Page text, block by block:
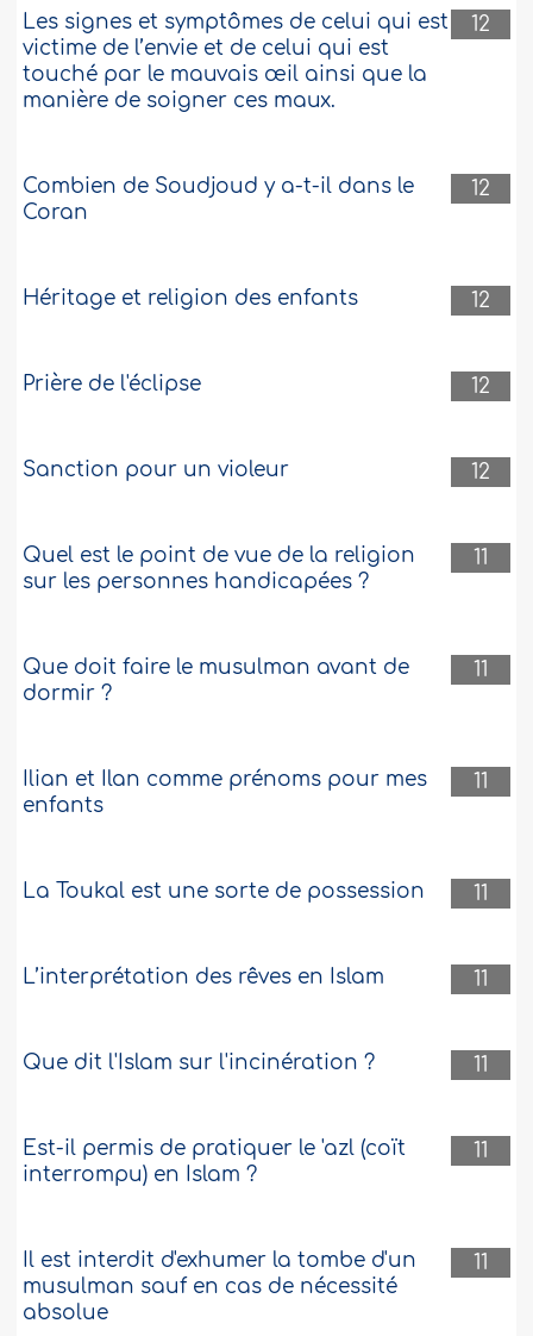
12
Les signes et symptômes de celui qui est
victime de l’envie et de celui qui est
touché par le mauvais œil ainsi que la
manière de soigner ces maux.
12
Combien de Soudjoud y a-t-il dans le
Coran
12
Héritage et religion des enfants
12
Prière de l'éclipse
12
Sanction pour un violeur
11
Quel est le point de vue de la religion
sur les personnes handicapées ?
11
Que doit faire le musulman avant de
dormir ?
11
Ilian et Ilan comme prénoms pour mes
enfants
11
La Toukal est une sorte de possession
11
L’interprétation des rêves en Islam
11
Que dit l'Islam sur l'incinération ?
11
Est-il permis de pratiquer le 'azl (coït
interrompu) en Islam ?
11
Il est interdit d'exhumer la tombe d'un
musulman sauf en cas de nécessité
absolue